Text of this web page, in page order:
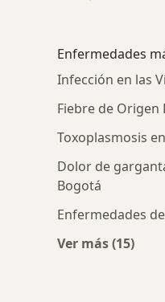
Enfermedades
Infección en las
Fiebre de Origen
Toxoplasmosis
Dolor de
Bogotá
Enfermedades
Ver más (15)